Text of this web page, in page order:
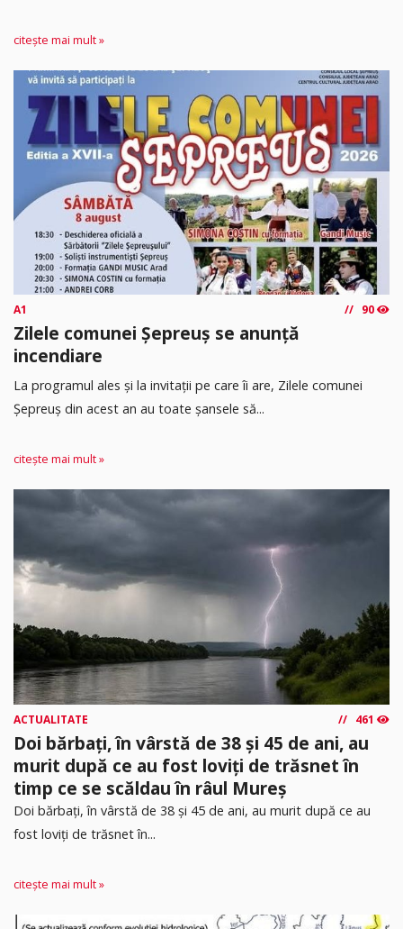
citește mai mult »
A1 90
Zilele comunei Șepreuș se anunță
incendiare
La programul ales și la invitații pe care îi are, Zilele comunei
Șepreuș din acest an au toate șansele să...
citește mai mult »
ACTUALITATE 461
Doi bărbați, în vârstă de 38 și 45 de ani, au
murit după ce au fost loviți de trăsnet în
timp ce se scăldau în râul Mureș
Doi bărbați, în vârstă de 38 și 45 de ani, au murit după ce au
fost loviți de trăsnet în...
citește mai mult »